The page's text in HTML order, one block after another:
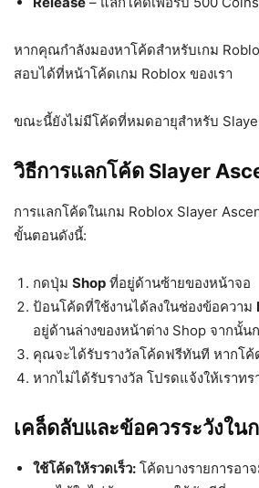
หากคุณกำลังมองหาโค้ดสำหรับเกม
สอบได้ที่หน้าโค้ดเกม Roblox ของเรา
ขณะนี้ยังไม่มีโค้ดที่หมดอายุสำหรับ
วิธีการแลกโค้ด Slayer
การแลกโค้ดในเกม Roblox Slayer
ขั้นตอนดังนี้:
กดปุ่ม Shop ที่อยู่ด้านซ้ายของหน้าจอ
ป้อนโค้ดที่ใช้งานได้ลงในช่องข้อความ
อยู่ด้านล่างของหน้าต่าง Shop จากนั้น
คุณจะได้รับรางวัลโค้ดฟรีทันที หากโค้
หากไม่ได้รับรางวัล โปรดแจ้งให้เราท
เคล็ดลับและข้อควรระวังใน
ใช้โค้ดให้รวดเร็ว: โค้ดบางรายการอา